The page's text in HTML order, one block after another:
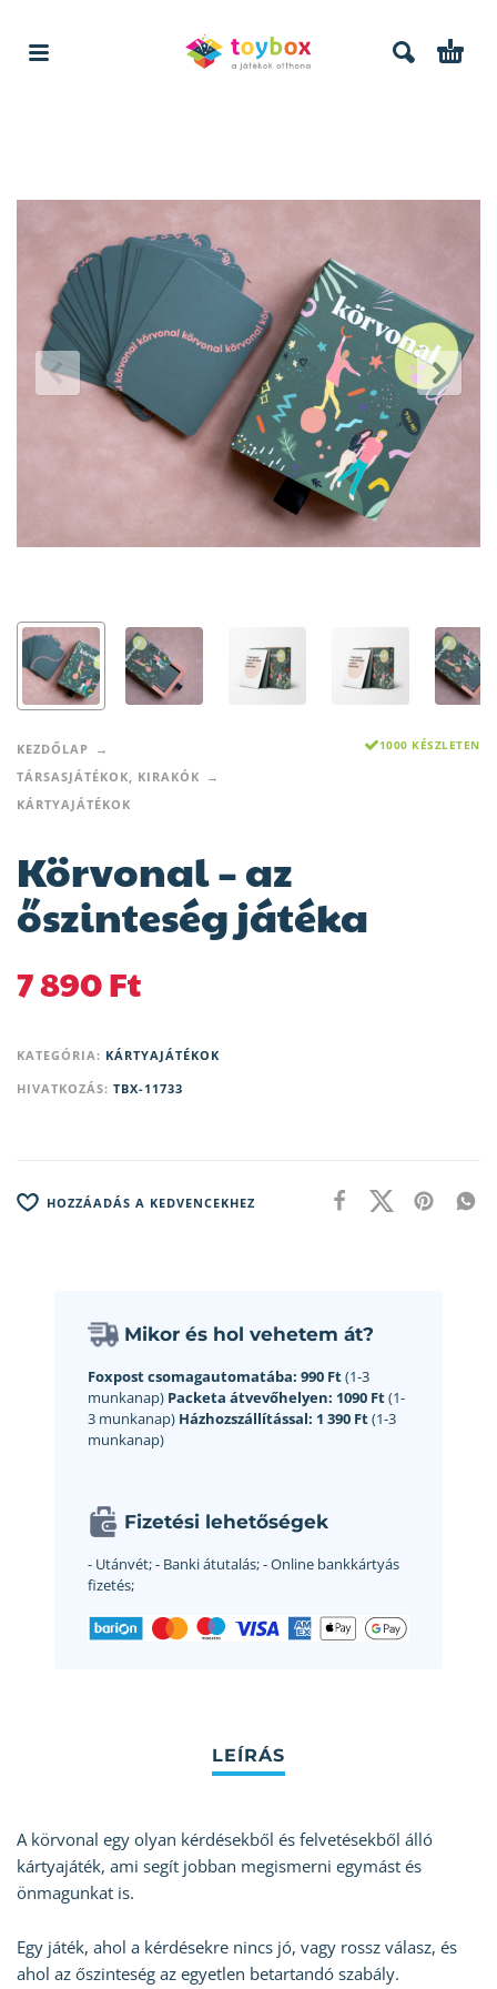
KEZDŐLAP
TÁRSASJÁTÉKOK, KIRAKÓK
KÁRTYAJÁTÉKOK
1000 KÉSZLETEN
Körvonal – az
őszinteség játéka
7 890Ft
KATEGÓRIA: KÁRTYAJÁTÉKOK
HIVATKOZÁS: TBX-11733
HOZZÁADÁS A KEDVENCEKHEZ
Mikor és hol vehetem át?
Foxpost csomagautomatába: 990 Ft(1-3
munkanap) Packeta átvevőhelyen: 1090 Ft(1-
3 munkanap) Házhozszállítással: 1 390 Ft(1-3
munkanap)
Fizetési lehetőségek
- Utánvét;- Banki átutalás;- Online bankkártyás
fizetés;
A körvonal egy olyan kérdésekből és felvetésekből álló
kártyajáték, ami segít jobban megismerni egymást és
önmagunkat is.
Egy játék, ahol a kérdésekre nincs jó, vagy rossz válasz, és
ahol az őszinteség az egyetlen betartandó szabály.